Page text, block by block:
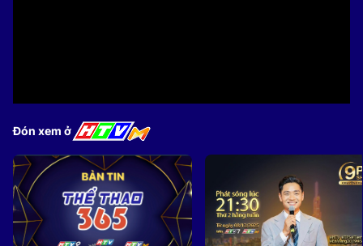
Đón xem ở